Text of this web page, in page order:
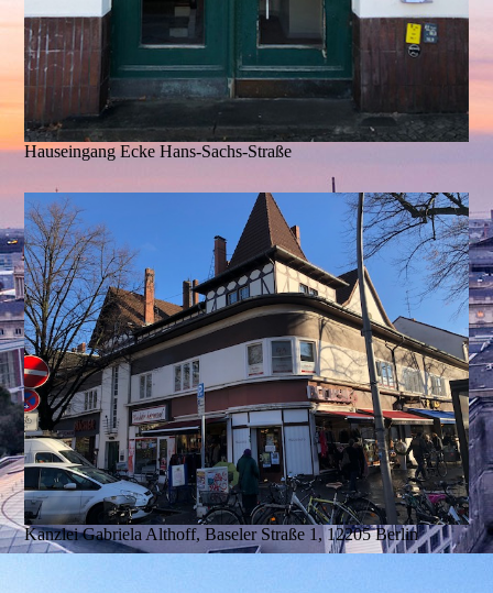
Hauseingang Ecke Hans-Sachs-Straße
Kanzlei Gabriela Althoff, Baseler Straße 1, 12205 Berlin